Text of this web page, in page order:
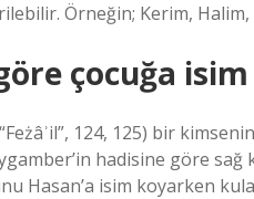
Örneğin; Kerim,
çocuğa isim
124, 125) bir
hadisine göre sağ
Hasan’a isim koyarken